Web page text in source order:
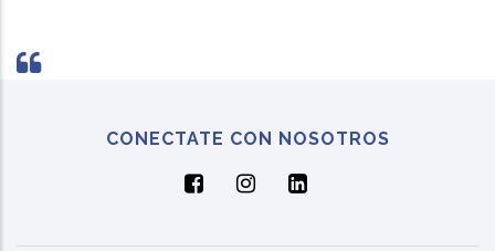
CONECTATE CON NOSOTROS